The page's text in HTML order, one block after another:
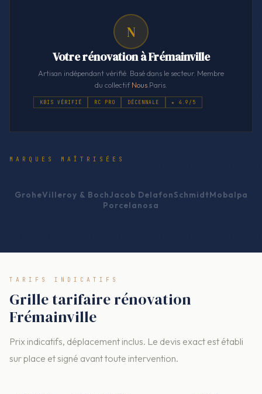
N
Votre rénovation à Frémainville
Artisan indépendant vérifié. Basé dans le secteur. Membre
du collectifNous .Paris.
KBIS VÉRIFIÉ RC PRO DÉCENNALE ★ 4.9/5
MARQUES MAÎTRISÉES
GroheVilleroy & BochJacob DelafonSchmidtMobalpa
Porcelanosa
TARIFS INDICATIFS
Grille tarifaire rénovation
Frémainville
Prix indicatifs, déplacement inclus. Le devis exact est établi
sur place et signé avant toute intervention.